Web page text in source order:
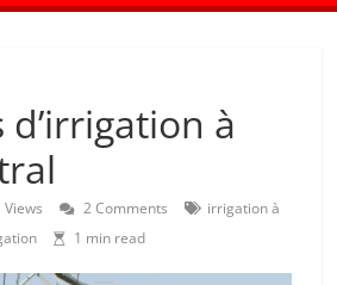
d’irrigation à
Views 2 Comments
irrigation à
1 min read